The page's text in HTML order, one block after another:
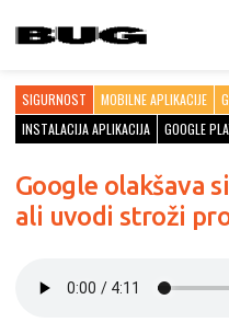
SIGURNOST MOBILNE APLIKACIJE
INSTALACIJA APLIKACIJA
GOOGLE
Google olakšava
ali uvodi stroži